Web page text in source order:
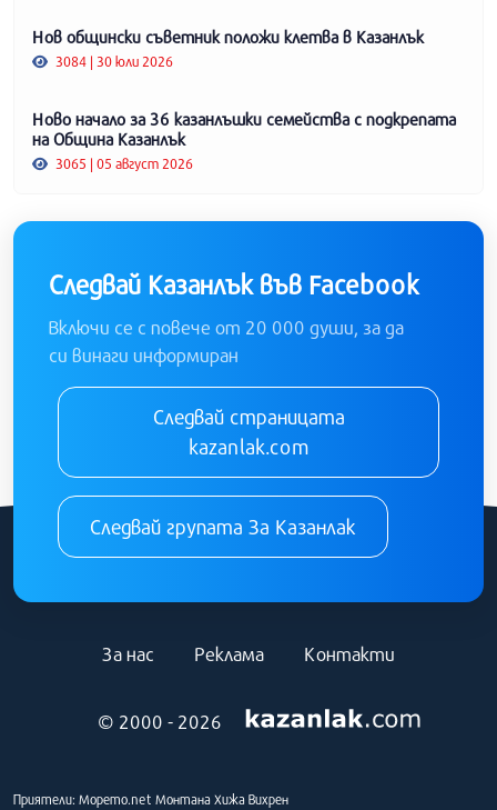
Нов общински съветник положи клетва в Казанлък
3084 | 30 юли 2026
Ново начало за 36 казанлъшки семейства с подкрепата
на Община Казанлък
3065 | 05 август 2026
Следвай Казанлък във Facebook
Включи се с повече от 20 000 души, за да
си винаги информиран
Следвай страницата
kazanlak.com
Следвай групата За Казанлак
© 2000 - 2026
За нас Реклама Контакти
Приятели: Морето.net Монтана Хижа Вихрен